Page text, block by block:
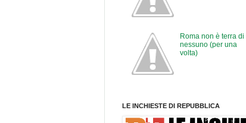
Roma non è terra di
nessuno (per una
volta)
LE INCHIESTE DI REPUBBLICA